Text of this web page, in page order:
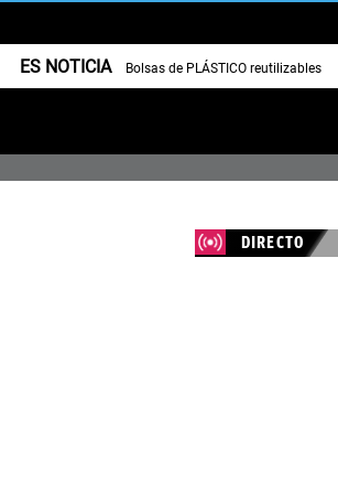
ES NOTICIA Bolsas de PLÁSTICO reutilizables
DIRECTO